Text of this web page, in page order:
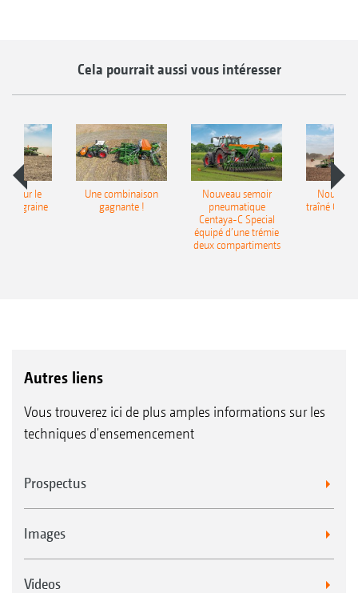
Cela pourrait aussi vous intéresser
pour le
Une combinaison
gagnante !
Nouveau semoir
pneumatique
Centaya-C Special
équipé d’une trémie
deux compartiments
traîné
Autres liens
Vous trouverez ici de plus amples informations sur les
techniques d'ensemencement
Prospectus
Images
Videos